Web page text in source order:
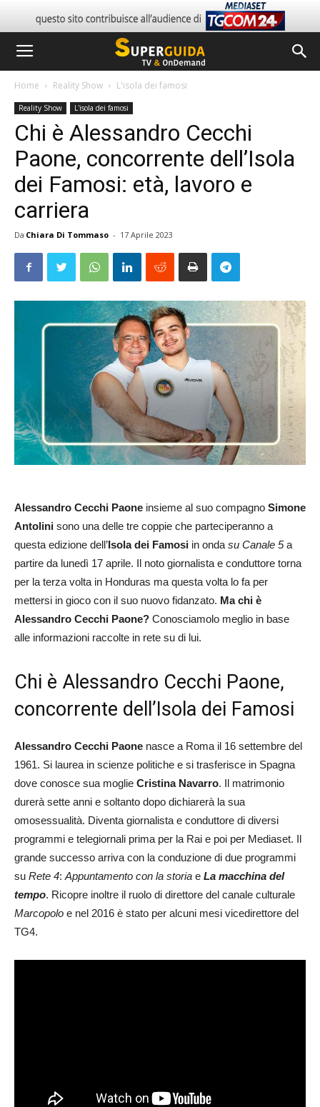
Home Reality Show L'isola dei famosi
Reality Show L'isola dei famosi
Chi è Alessandro Cecchi
Paone, concorrente dell’Isola
dei Famosi: età, lavoro e
carriera
Da Chiara Di Tommaso - 17 Aprile 2023
Alessandro Cecchi Paone insieme al suo compagno Simone
Antolini sono una delle tre coppie che parteciperanno a
questa edizione dell’Isola dei Famosi in onda su Canale 5a
partire da lunedì 17 aprile. Il noto giornalista e conduttore torna
per la terza volta in Honduras ma questa volta lo fa per
mettersi in gioco con il suo nuovo fidanzato. Ma chi è
Alessandro Cecchi Paone? Conosciamolo meglio in base
alle informazioni raccolte in rete su di lui.
Chi è Alessandro Cecchi Paone,
concorrente dell’Isola dei Famosi
Alessandro Cecchi Paone nasce a Roma il 16 settembre del
1961. Si laurea in scienze politiche e si trasferisce in Spagna
dove conosce sua moglie Cristina Navarro. Il matrimonio
durerà sette anni e soltanto dopo dichiarerà la sua
omosessualità. Diventa giornalista e conduttore di diversi
programmi e telegiornali prima per la Rai e poi per Mediaset. Il
grande successo arriva con la conduzione di due programmi
su Rete 4: Appuntamento con la storia e La macchina del
tempo. Ricopre inoltre il ruolo di direttore del canale culturale
Marcopolo e nel 2016 è stato per alcuni mesi vicedirettore del
TG4.